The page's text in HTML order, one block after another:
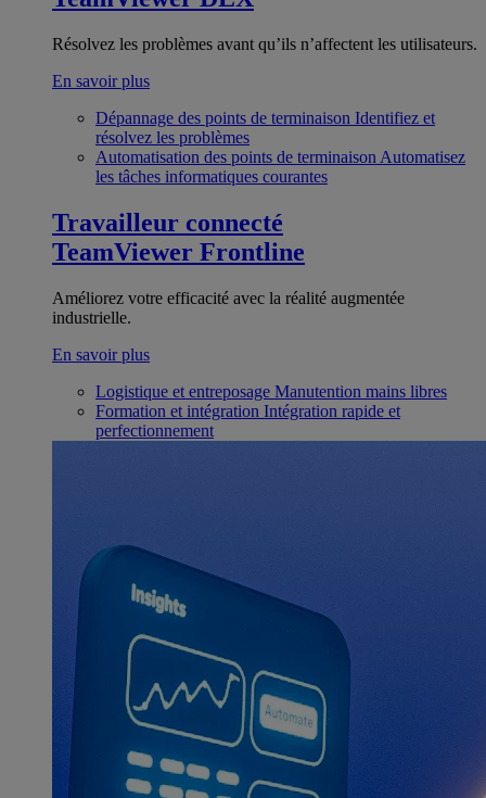
Résolvez les problèmes avant qu’ils n’affectent les utilisateurs.
En savoir plus
Dépannage des points de terminaison Identifiez et
résolvez les problèmes
Automatisation des points de terminaison Automatisez
les tâches informatiques courantes
Travailleur connecté
TeamViewer Frontline
Améliorez votre efficacité avec la réalité augmentée
industrielle.
En savoir plus
Logistique et entreposage Manutention mains libres
Formation et intégration Intégration rapide et
perfectionnement